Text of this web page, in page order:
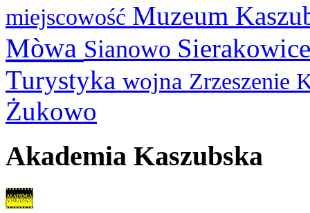
miejscowość Muzeum
Mòwa Sianowo
Turystyka wojna Zrzeszenie
Żukowo
Akademia Kaszubska